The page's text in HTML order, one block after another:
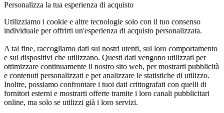
Personalizza la tua esperienza di acquisto
Utilizziamo i cookie e altre tecnologie solo con il tuo consenso
individuale per offrirti un'esperienza di acquisto personalizzata.
A tal fine, raccogliamo dati sui nostri utenti, sul loro comportamento
e sui dispositivi che utilizzano. Questi dati vengono utilizzati per
ottimizzare continuamente il nostro sito web, per mostrarti pubblicità
e contenuti personalizzati e per analizzare le statistiche di utilizzo.
Inoltre, possiamo confrontare i tuoi dati crittografati con quelli di
fornitori esterni e mostrarti offerte tramite i loro canali pubblicitari
online, ma solo se utilizzi già i loro servizi.